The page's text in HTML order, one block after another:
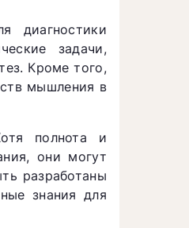
диагностики
задачи,
Кроме того,
мышления в
полнота и
они могут
разработаны
знания для